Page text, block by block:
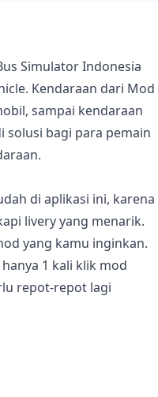
Simulator Indonesia
Kendaraan dari Mod
sampai kendaraan
solusi bagi para pemain
di aplikasi ini, karena
livery yang menarik.
yang kamu inginkan.
1 kali klik mod
repot-repot lagi